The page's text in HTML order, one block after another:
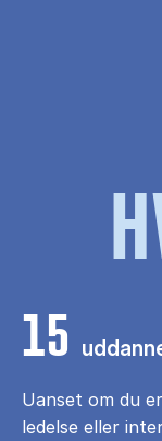
15
Uanset om du
ledelse eller